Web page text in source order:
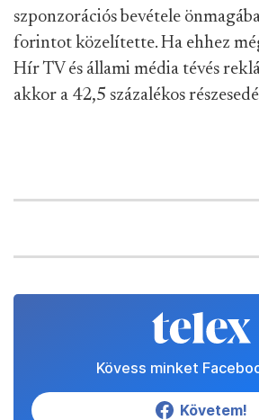
szponzorációs bevétele
forintot közelítette. Ha ehhez
Hír TV és állami média tévés
akkor a 42,5 százalékos
Kövess minket
Követem!